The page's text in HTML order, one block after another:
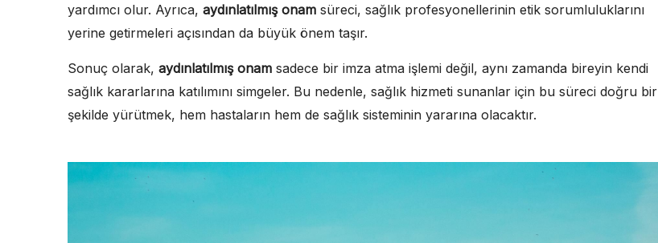
yardımcı olur. Ayrıca, aydınlatılmış onam süreci, sağlık profesyonellerinin etik sorumluluklarını
yerine getirmeleri açısından da büyük önem taşır.
Sonuç olarak, aydınlatılmış onam sadece bir imza atma işlemi değil, aynı zamanda bireyin kendi
sağlık kararlarına katılımını simgeler. Bu nedenle, sağlık hizmeti sunanlar için bu süreci doğru bir
şekilde yürütmek, hem hastaların hem de sağlık sisteminin yararına olacaktır.